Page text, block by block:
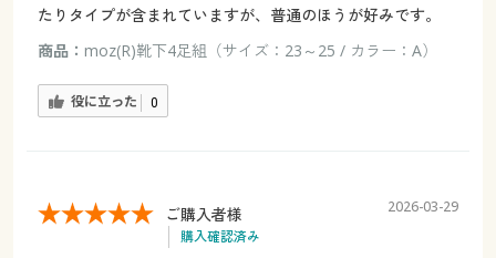
たりタイプが含まれていますが、普通のほうが好みです。
商品： moz(R)靴下4足組（サイズ：23～25 / カラー：A）
役に立った 0
ご購入者様
購入確認済み
2026-03-29